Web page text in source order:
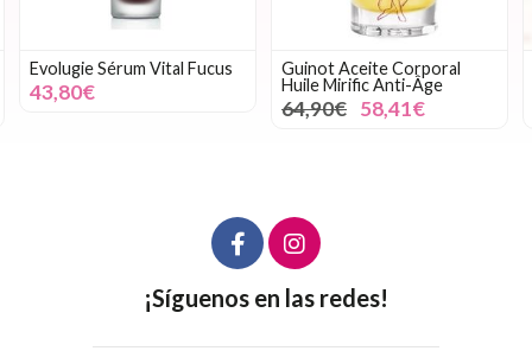
Evolugie Sérum Vital Fucus
43,80€
Guinot Aceite Corporal
Huile Mirific Anti-Âge
64,90€ 58,41€
¡Síguenos en las redes!